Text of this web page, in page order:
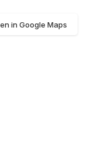
in Google Maps